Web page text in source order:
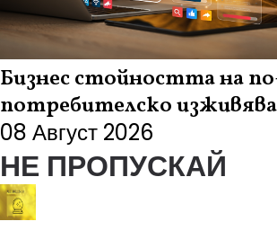
Бизнес стойността на
потребителско
08 Август 2026
НЕ ПРОПУСКАЙ